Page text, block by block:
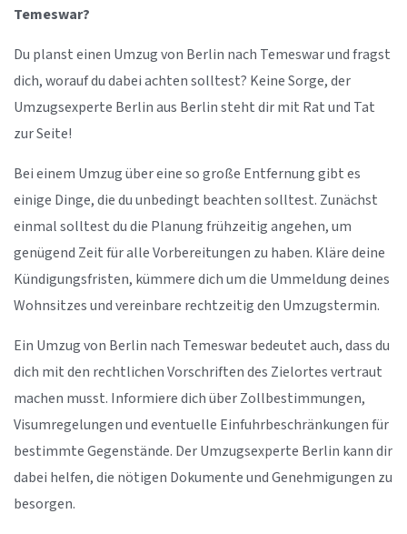
Temeswar?
Du planst einen Umzug von Berlin nach Temeswar und fragst
dich, worauf du dabei achten solltest? Keine Sorge, der
Umzugsexperte Berlin aus Berlin steht dir mit Rat und Tat
zur Seite!
Bei einem Umzug über eine so große Entfernung gibt es
einige Dinge, die du unbedingt beachten solltest. Zunächst
einmal solltest du die Planung frühzeitig angehen, um
genügend Zeit für alle Vorbereitungen zu haben. Kläre deine
Kündigungsfristen, kümmere dich um die Ummeldung deines
Wohnsitzes und vereinbare rechtzeitig den Umzugstermin.
Ein Umzug von Berlin nach Temeswar bedeutet auch, dass du
dich mit den rechtlichen Vorschriften des Zielortes vertraut
machen musst. Informiere dich über Zollbestimmungen,
Visumregelungen und eventuelle Einfuhrbeschränkungen für
bestimmte Gegenstände. Der Umzugsexperte Berlin kann dir
dabei helfen, die nötigen Dokumente und Genehmigungen zu
besorgen.